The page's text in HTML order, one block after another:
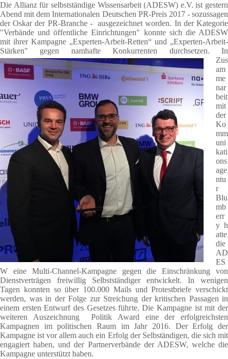
Die Allianz für selbstständige Wissensarbeit (ADESW) e.V. ist gestern
Abend mit dem Internationalen Deutschen PR-Preis 2017 - sozussagen
der Oskar der PR-Branche - ausgezeichnet worden. In der Kategorie
"Verbände und öffentliche Einrichtungen" konnte sich die ADESW
mit ihrer Kampagne „Experten-Arbeit-Retten“ und „Experten-Arbeit-
Stärken" gegen namhafte Konkurrenten durchsetzen. In
Zus
am
me
nar
beit
mit
der
Ko
mm
uni
kati
ons
age
ntu
r
Blu
mb
err
y h
atte
die
AD
ES
W eine Multi-Channel-Kampagne gegen die Einschränkung von
Dienstverträgen freiwillig Selbstständiger entwickelt. In wenigen
Tagen konnten so über 100.000 Mails und Protestbriefe verschickt
werden, was in der Folge zur Streichung der kritischen Passagen in
einem ersten Entwurf des Gesetzes führte. Die Kampagne ist mit der
weiteren Auszeichnung Politik Award eine der erfolgreichsten
Kampagnen im politischen Raum im Jahr 2016. Der Erfolg der
Kampagne ist vor allem auch ein Erfolg der Selbständigen, die sich mit
engagiert haben, und der Partnerverbände der ADESW, welche die
Kampagne unterstützt haben.